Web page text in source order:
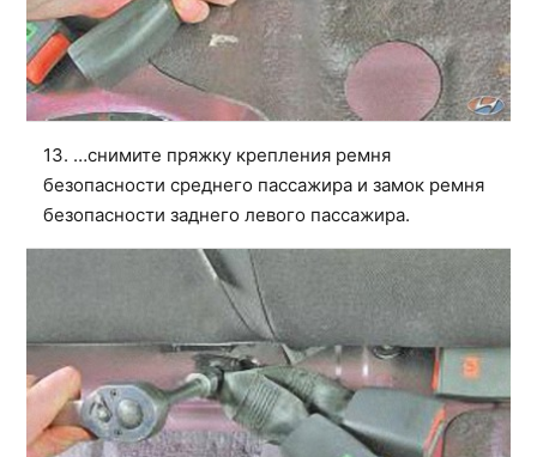
13. …снимите пряжку крепления ремня
безопасности среднего пассажира и замок ремня
безопасности заднего левого пассажира.